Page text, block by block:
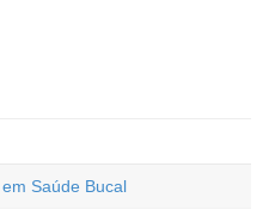
Saúde Bucal